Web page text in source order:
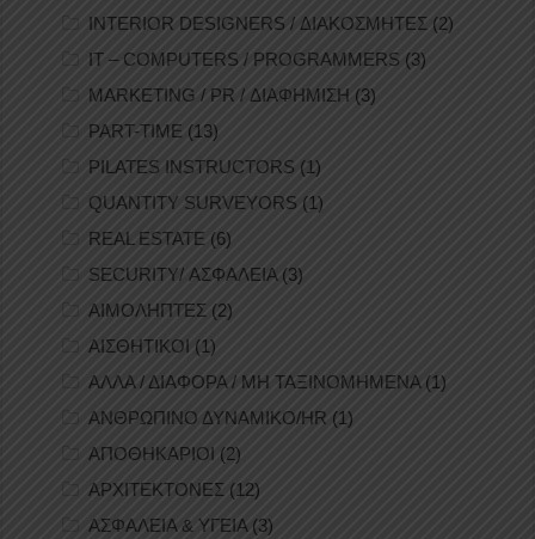
INTERIOR DESIGNERS / ΔΙΑΚΟΣΜΗΤΕΣ (2)
IT – COMPUTERS / PROGRAMMERS (3)
MARKETING / PR / ΔΙΑΦΗΜΙΣΗ (3)
PART-TIME (13)
PILATES INSTRUCTORS (1)
QUANTITY SURVEYORS (1)
REAL ESTATE (6)
SECURITY/ ΑΣΦΑΛΕΙΑ(3)
ΑΙΜΟΛΗΠΤΕΣ (2)
ΑΙΣΘΗΤΙΚΟΙ (1)
ΑΛΛΑ / ΔΙΑΦΟΡΑ / ΜΗ ΤΑΞΙΝΟΜΗΜΕΝΑ(1)
ΑΝΘΡΩΠΙΝΟ ΔΥΝΑΜΙΚΟ/HR (1)
ΑΠΟΘΗΚΑΡΙΟΙ (2)
ΑΡΧΙΤΕΚΤΟΝΕΣ (12)
ΑΣΦΑΛΕΙΑ & ΥΓΕΙΑ(3)